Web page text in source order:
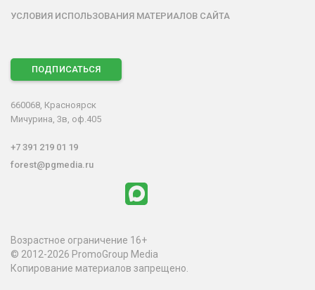
УСЛОВИЯ ИСПОЛЬЗОВАНИЯ МАТЕРИАЛОВ САЙТА
ПОДПИСАТЬСЯ
660068, Красноярск
Мичурина, 3в, оф.405
+7 391 219 01 19
forest@pgmedia.ru
Возрастное ограничение 16+
© 2012-2026 PromoGroup Media
Копирование материалов запрещено.